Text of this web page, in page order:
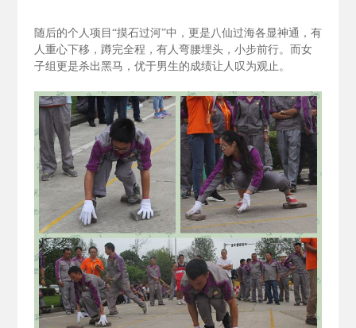
随后的个人项目“摸石过河”中，更是八仙过海各显神通，有
人重心下移，蹲完全程，有人弯腰埋头，小步前行。而女
子组更是杀出黑马，优于男生的成绩让人叹为观止。